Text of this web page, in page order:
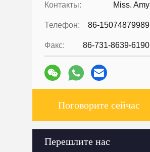
Контакты: Miss. Amy
Телефон: 86-15074879989
Факс: 86-731-8639-6190
Поговорите сейчас
Перешлите нас